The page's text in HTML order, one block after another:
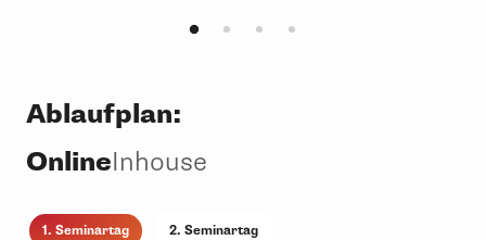
Ablaufplan:
OnlineInhouse
1. Seminartag 2. Seminartag